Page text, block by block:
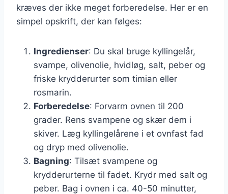
kræves der ikke meget forberedelse. Her er en
simpel opskrift, der kan følges:
Ingredienser: Du skal bruge kyllingelår,
svampe, olivenolie, hvidløg, salt, peber og
friske krydderurter som timian eller
rosmarin.
Forberedelse: Forvarm ovnen til 200
grader. Rens svampene og skær dem i
skiver. Læg kyllingelårene i et ovnfast fad
og dryp med olivenolie.
Bagning: Tilsæt svampene og
krydderurterne til fadet. Krydr med salt og
peber. Bag i ovnen i ca. 40-50 minutter,